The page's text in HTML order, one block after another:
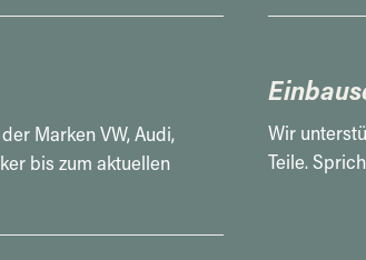
der Marken VW, Audi,
bis zum aktuellen
Wir
Teile.